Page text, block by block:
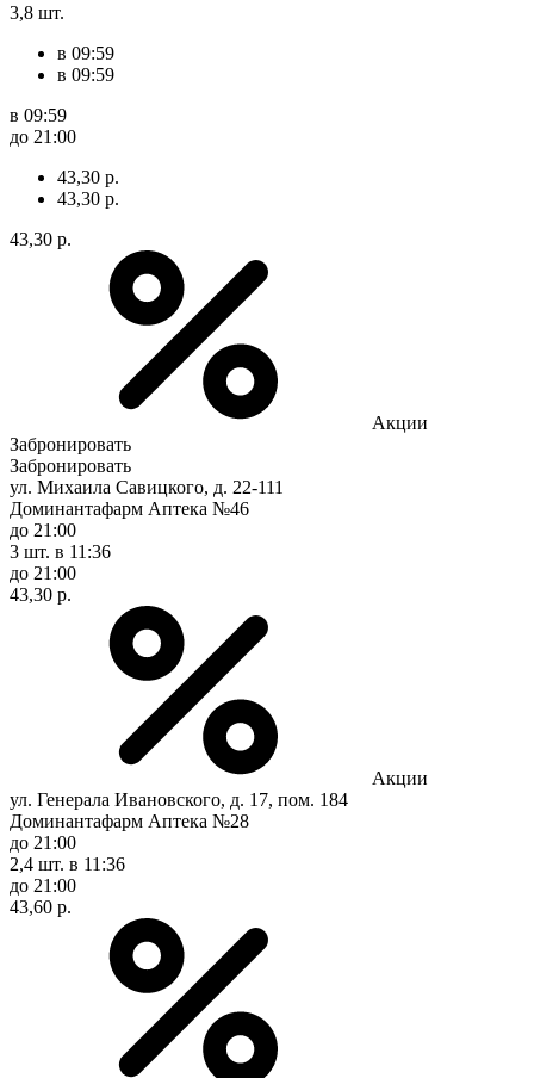
3,8 шт.
в 09:59
в 09:59
в 09:59
до 21:00
43,30 р.
43,30 р.
43,30 р.
Акции
Забронировать
Забронировать
ул. Михаила Савицкого, д. 22-111
Доминантафарм Аптека №46
до 21:00
3 шт. в 11:36
до 21:00
43,30 р.
Акции
ул. Генерала Ивановского, д. 17, пом. 184
Доминантафарм Аптека №28
до 21:00
2,4 шт. в 11:36
до 21:00
43,60 р.